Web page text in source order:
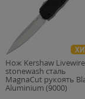
Нож Kershaw Livewire
stonewash сталь
MagnaCut рукоять
Aluminium (9000)